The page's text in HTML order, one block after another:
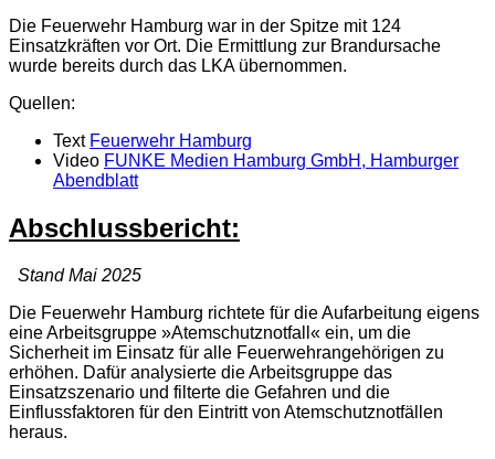
Die Feuerwehr Hamburg war in der Spitze mit 124
Einsatzkräften vor Ort. Die Ermittlung zur Brandursache
wurde bereits durch das LKA übernommen.
Quellen:
Text Feuerwehr Hamburg
Video FUNKE Medien Hamburg GmbH, Hamburger
Abendblatt
Abschlussbericht:
Stand Mai 2025
Die Feuerwehr Hamburg richtete für die Aufarbeitung eigens
eine Arbeitsgruppe »Atemschutznotfall« ein, um die
Sicherheit im Einsatz für alle Feuerwehrangehörigen zu
erhöhen. Dafür analysierte die Arbeitsgruppe das
Einsatzszenario und filterte die Gefahren und die
Einflussfaktoren für den Eintritt von Atemschutznotfällen
heraus.